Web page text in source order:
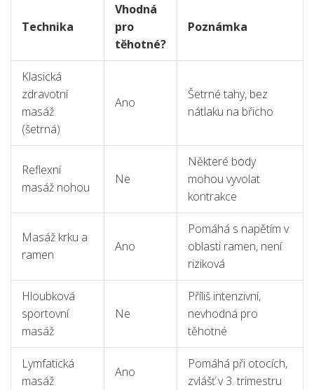
uvádím krátkou tabulku běžných a kontraindikovaných
masážních technik během těhotenství:
Technika
Vhodná
pro
těhotné?
Poznámka
Klasická
zdravotní
masáž
(šetrná)
Ano
Šetrné tahy, bez
nátlaku na břicho
Reflexní
masáž nohou
Ne
Některé body
mohou vyvolat
kontrakce
Masáž krku a
ramen
Ano
Pomáhá s napětím v
oblasti ramen, není
riziková
Hloubková
sportovní
masáž
Ne
Příliš intenzivní,
nevhodná pro
těhotné
Lymfatická
masáž
Ano
Pomáhá při otocích,
zvlášť v 3. trimestru